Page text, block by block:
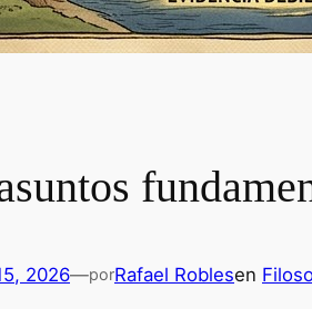
2026—porRafael Roblesen